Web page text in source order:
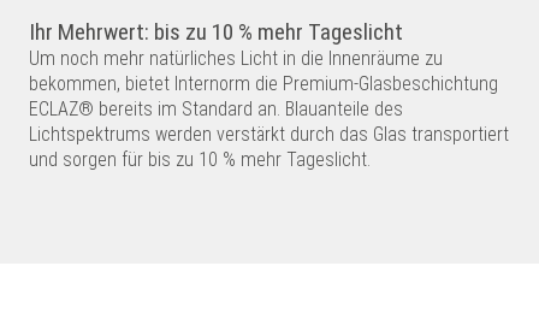
Ihr Mehrwert: bis zu 10 % mehr Tageslicht
Um noch mehr natürliches Licht in die Innenräume zu
bekommen, bietet Internorm die Premium-Glasbeschichtung
ECLAZ® bereits im Standard an. Blauanteile des
Lichtspektrums werden verstärkt durch das Glas transportiert
und sorgen für bis zu 10 % mehr Tageslicht.